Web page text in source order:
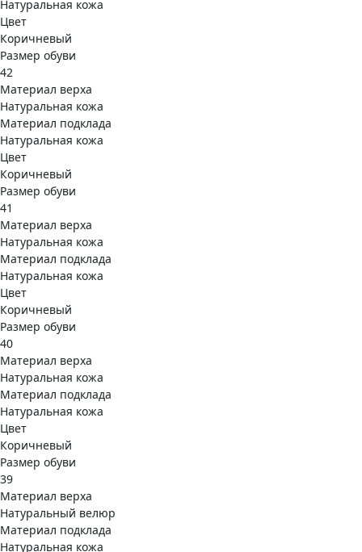
Натуральная кожа
Цвет
Коричневый
Размер обуви
42
Материал верха
Натуральная кожа
Материал подклада
Натуральная кожа
Цвет
Коричневый
Размер обуви
41
Материал верха
Натуральная кожа
Материал подклада
Натуральная кожа
Цвет
Коричневый
Размер обуви
40
Материал верха
Натуральная кожа
Материал подклада
Натуральная кожа
Цвет
Коричневый
Размер обуви
39
Материал верха
Натуральный велюр
Материал подклада
Натуральная кожа